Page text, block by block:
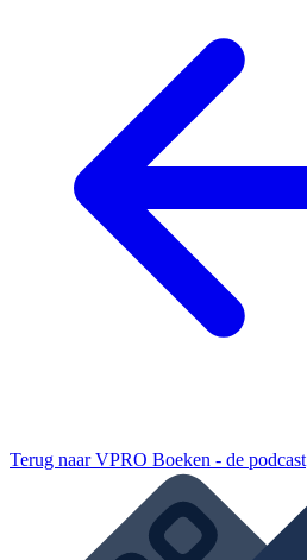
Terug naarVPRO Boeken - de podcast